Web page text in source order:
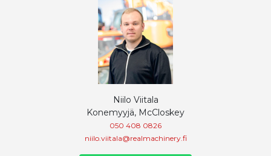
Niilo Viitala
Konemyyjä, McCloskey
050 408 0826
niilo.viitala@realmachinery.fi